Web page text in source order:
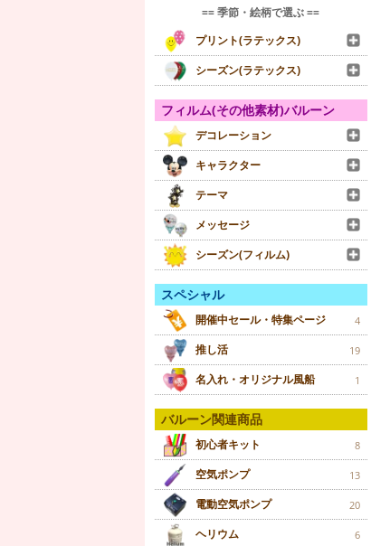
== 季節・絵柄で選ぶ ==
プリント(ラテックス)
シーズン(ラテックス)
フィルム(その他素材)バルーン
デコレーション
キャラクター
テーマ
メッセージ
シーズン(フィルム)
スペシャル
開催中セール・特集ページ 4
推し活 19
名入れ・オリジナル風船 1
バルーン関連商品
初心者キット 8
空気ポンプ 13
電動空気ポンプ 20
ヘリウム 6